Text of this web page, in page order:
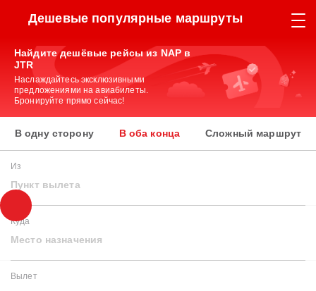
Дешевые популярные маршруты
Найдите дешёвые рейсы из NAP в
JTR
Наслаждайтесь эксклюзивными
предложениями на авиабилеты.
Бронируйте прямо сейчас!
В одну сторону В оба конца Сложный маршрут
Из
Пункт вылета
Куда
Место назначения
Вылет